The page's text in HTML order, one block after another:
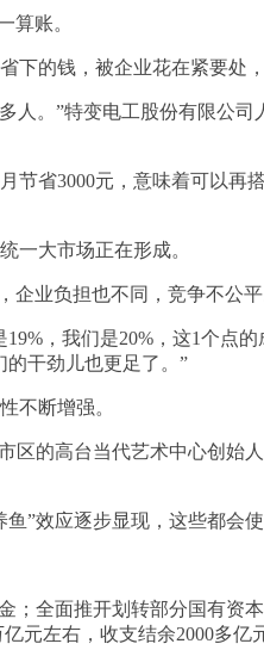
账。
钱，被企业花在紧要处，
。”特变电工股份有限公
省3000元，意味着可以再
大市场正在形成。
负担也不同，竞争不公平
，我们是20%，这1个点
的干劲儿也更足了。”
断增强。
的高台当代艺术中心创始
效应逐步显现，这些都会
全面推开划转部分国有资
元左右，收支结余2000多亿